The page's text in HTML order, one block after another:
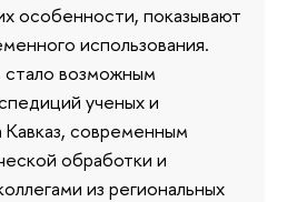
особенности, показывают
использования.
возможным
ученых и
современным
обработки и
из региональных